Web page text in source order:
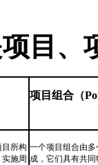
目、
项目组合（
所构
施周
一个项目组合由
成，它们具有共